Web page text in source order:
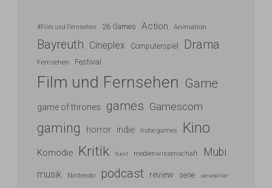
#Film und Fernsehen 26 Games Action Animation
Bayreuth Cineplex Computerspiel Drama
Fernsehen Festival
Film und Fernsehen Game
game of thrones games Gamescom
gaming horror indie Indie games Kino
Komödie Kritik Kunst medienwissenschaft Mubi
musik Nintendo podcast review serie serienkiller